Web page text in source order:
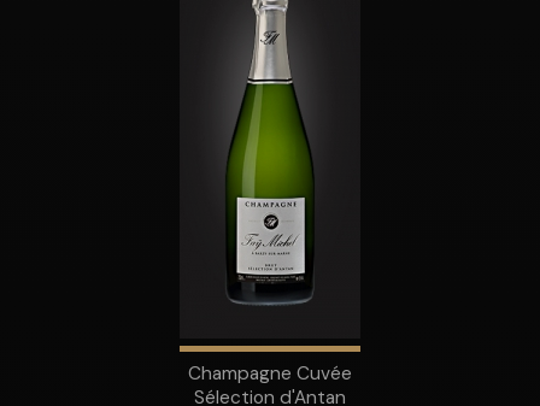
Champagne Cuvée
Sélection d'Antan